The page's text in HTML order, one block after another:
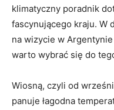
klimatyczny poradnik
‌fascynującego kraju. W
na ​wizycie w
warto wybrać się do
Wiosną, czyli od⁢
panuje łagodna​